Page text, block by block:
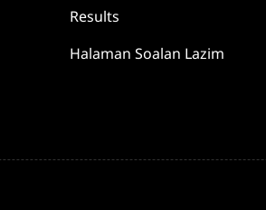
Results
Halaman Soalan Lazim